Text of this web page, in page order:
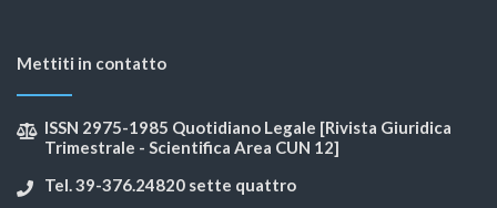
Mettiti in contatto
ISSN 2975-1985 Quotidiano Legale [Rivista Giuridica
Trimestrale - Scientifica Area CUN 12]
Tel. 39-376.24820 sette quattro